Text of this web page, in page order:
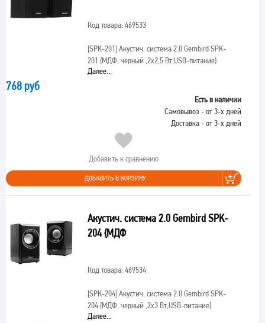
Код товара: 469533
[SPK-201]Акустич. система 2.0 Gembird SPK-
201 {МДФ, черный ,2х2,5 Вт,USB-питание}
Далее...
768 руб
Есть в наличии
Самовывоз - от 3-х дней
Доставка - от 3-х дней
Добавить к сравнению
ДОБАВИТЬ В КОРЗИНУ
Акустич. система 2.0 Gembird SPK-
204 {МДФ
Код товара: 469534
[SPK-204]Акустич. система 2.0 Gembird SPK-
204 {МДФ, черный ,2х3 Вт,USB-питание}
Далее...